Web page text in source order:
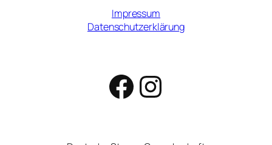
Impressum
Datenschutzerklärung
Facebook Instagram